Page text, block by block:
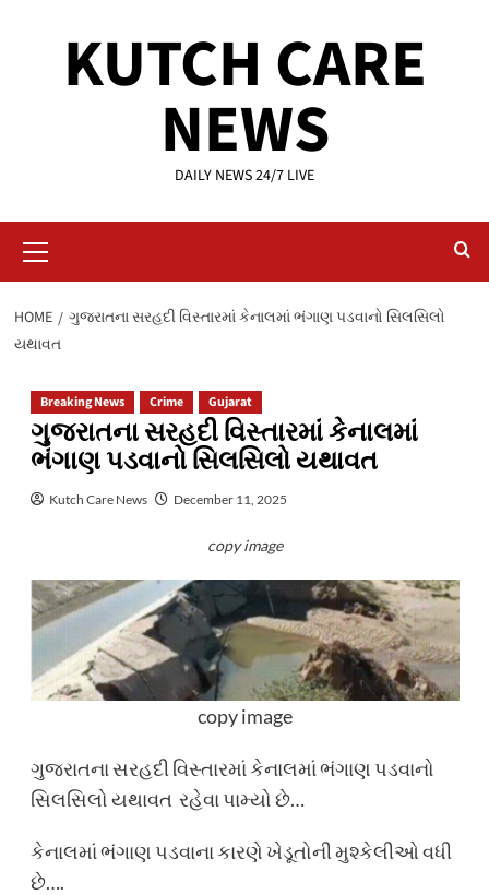
KUTCH CARE
NEWS
DAILY NEWS 24/7 LIVE
Menu
HOME
ગુજરાતના સરહદી વિસ્તારમાં કેનાલમાં ભંગાણ પડવાનો સિલસિલો
યથાવત
Breaking News Crime Gujarat
ગુજરાતના સરહદી વિસ્તારમાં કેનાલમાં
ભંગાણ પડવાનો સિલસિલો યથાવત
Kutch Care News December 11, 2025
copy image
copy image
ગુજરાતના સરહદી વિસ્તારમાં કેનાલમાં ભંગાણ પડવાનો
સિલસિલો યથાવત રહેવા પામ્યો છે…
કેનાલમાં ભંગાણ પડવાના કારણે ખેડૂતોની મુશ્કેલીઓ વધી
છે….